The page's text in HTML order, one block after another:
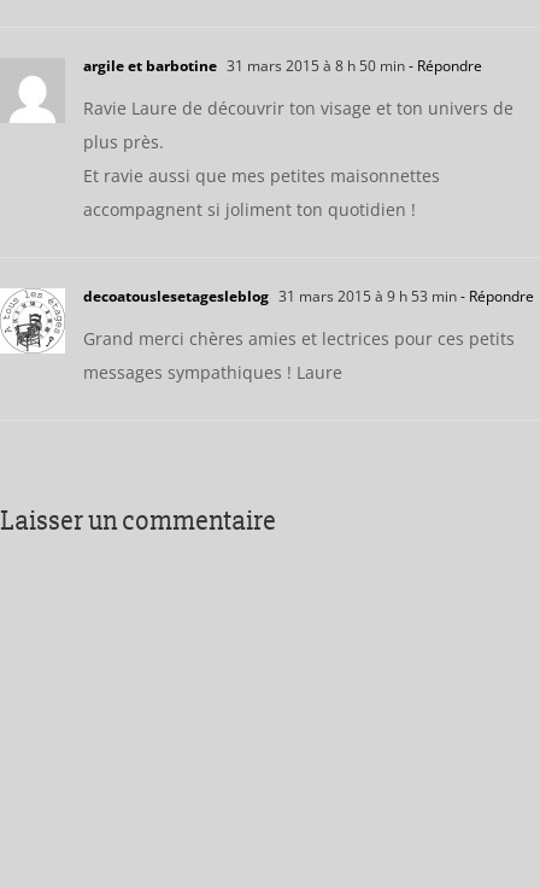
argile et barbotine 31 mars 2015 à 8 h 50 min- Répondre
Ravie Laure de découvrir ton visage et ton univers de
plus près.
Et ravie aussi que mes petites maisonnettes
accompagnent si joliment ton quotidien !
decoatouslesetagesleblog 31 mars 2015 à 9 h 53 min- Répondre
Grand merci chères amies et lectrices pour ces petits
messages sympathiques ! Laure
Laisser un commentaire